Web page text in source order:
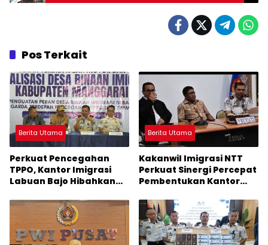
Pos Terkait
Berita Utama
Perkuat Pencegahan
TPPO, Kantor Imigrasi
Labuan Bajo Hibahkan
Lima Desa di Manggarai
Berita Utama
Kakanwil Imigrasi NTT
Perkuat Sinergi Percepat
Pembentukan Kantor